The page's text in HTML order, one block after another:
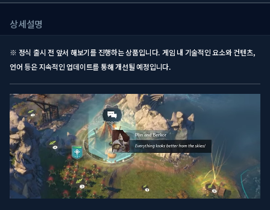
상세설명
※ 정식 출시 전 앞서 해보기를 진행하는 상품입니다. 게임 내 기술적인 요소와 컨텐츠,
언어 등은 지속적인 업데이트를 통해 개선될 예정입니다.